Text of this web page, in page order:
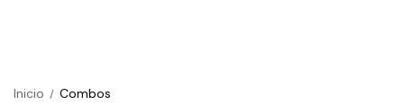
Inicio / Combos